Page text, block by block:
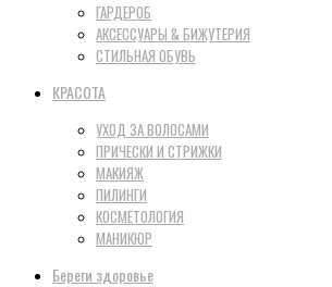
ГАРДЕРОБ
АКСЕССУАРЫ & БИЖУТЕРИЯ
СТИЛЬНАЯ ОБУВЬ
КРАСОТА
УХОД ЗА ВОЛОСАМИ
ПРИЧЕСКИ И СТРИЖКИ
МАКИЯЖ
ПИЛИНГИ
КОСМЕТОЛОГИЯ
МАНИКЮР
Береги здоровье